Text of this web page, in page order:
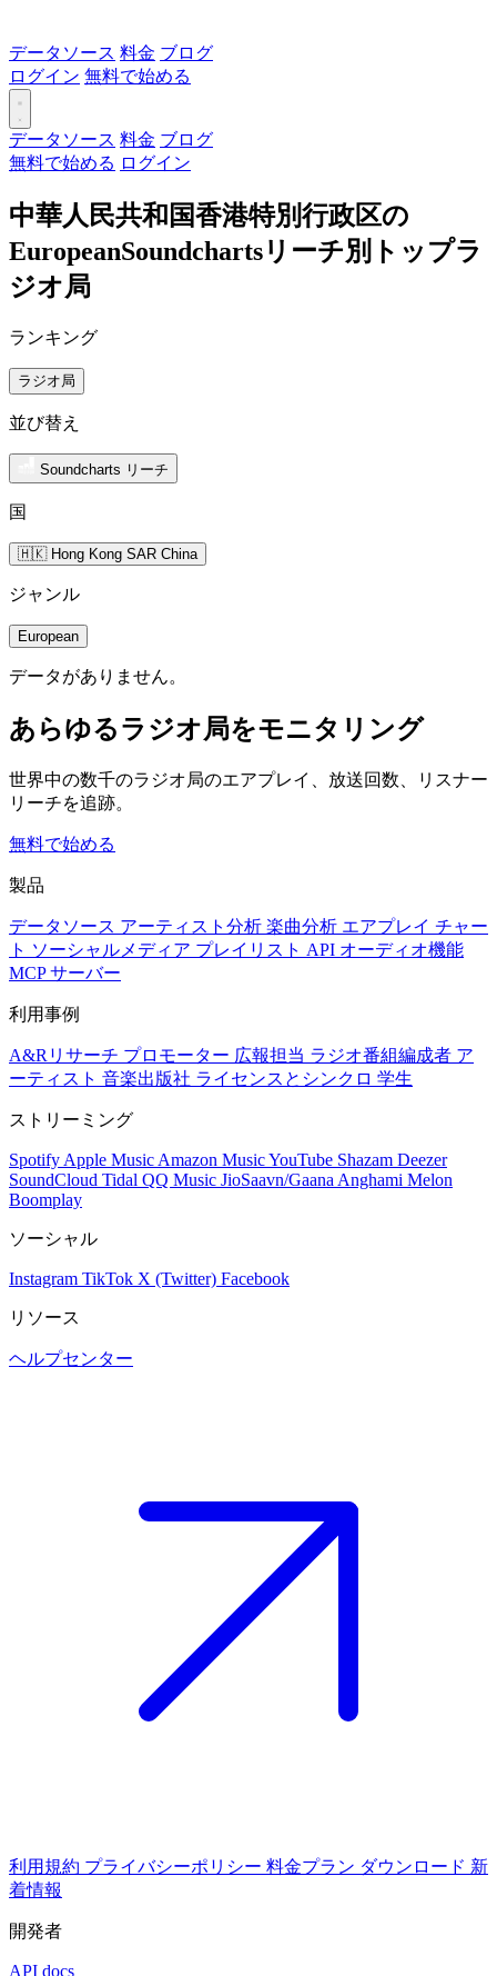
データソース 料金 ブログ
ログイン 無料で始める
データソース 料金 ブログ
無料で始める ログイン
中華人民共和国香港特別行政区の
EuropeanSoundchartsリーチ別トップラ
ジオ局
ランキング
ラジオ局
並び替え
Soundcharts リーチ
国
🇭🇰 Hong Kong SAR China
ジャンル
European
データがありません。
あらゆるラジオ局をモニタリング
世界中の数千のラジオ局のエアプレイ、放送回数、リスナー
リーチを追跡。
無料で始める
製品
データソース アーティスト分析 楽曲分析 エアプレイ チャー
ト ソーシャルメディア プレイリスト API オーディオ機能
MCP サーバー
利用事例
A&Rリサーチ プロモーター 広報担当 ラジオ番組編成者 ア
ーティスト 音楽出版社 ライセンスとシンクロ 学生
ストリーミング
Spotify Apple Music Amazon MusicYouTube Shazam Deezer
SoundCloud Tidal QQ Music JioSaavn/Gaana Anghami Melon
Boomplay
ソーシャル
Instagram TikTok X (Twitter) Facebook
リソース
ヘルプセンター
利用規約 プライバシーポリシー 料金プラン ダウンロード 新
着情報
開発者
API docs